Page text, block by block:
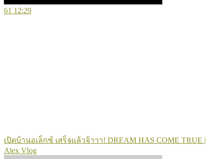
61 12:29
เปิดบ้านอเล็กซ์ เสร็จแล้วจ้าาา! DREAM HAS COME TRUE |
Alex Vlog